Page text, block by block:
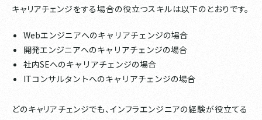
キャリアチェンジをする場合の役立つスキルは以下のとおりです。
Webエンジニアへのキャリアチェンジの場合
開発エンジニアへのキャリアチェンジの場合
社内SEへのキャリアチェンジの場合
ITコンサルタントへのキャリアチェンジの場合
どのキャリアチェンジでも、インフラエンジニアの経験が役立てる